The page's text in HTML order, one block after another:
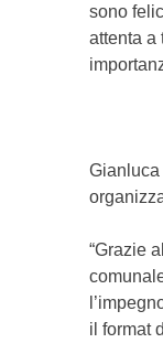
sono
attenta a
“Grazie
il format